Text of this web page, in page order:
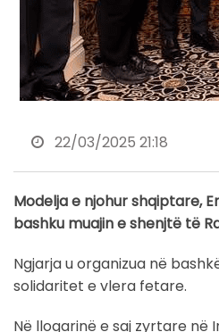
22/03/2025 21:18
Modelja e njohur shqiptare,
bashku muajin e shenjtë të
Ngjarja u organizua në
solidaritet e vlera fetare.
Në llogarinë e saj zyrtare në